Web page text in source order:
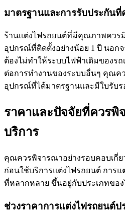
มาตรฐานและการรับประกันที่
ร้านแต่งไฟรถยนต์ที่มีคุณภาพควร
อุปกรณ์ที่ติดตั้งอย่างน้อย 1 ปี นอก
ต้องไม่ทำให้ระบบไฟฟ้าเดิมของร
ต่อการทำงานของระบบอื่นๆ คุณค
อุปกรณ์ที่ได้มาตรฐานและมีใบรับร
ราคาและปัจจัยที่ควรพิ
บริการ
คุณควรพิจารณาอย่างรอบคอบเกี่ย
ก่อนใช้บริการแต่งไฟรถยนต์ การ
ที่หลากหลาย ขึ้นอยู่กับประเภทขอ
ช่วงราคาการแต่งไฟรถยนต์ป